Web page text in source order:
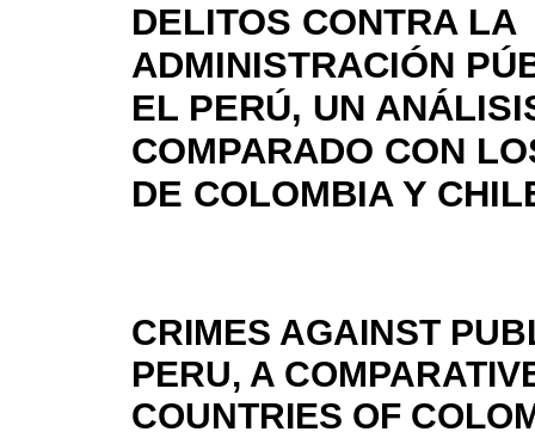
DELITOS CONTRA LA
ADMINISTRACIÓN
EL PERÚ, UN
COMPARADO CON
DE COLOMBIA Y
CRIMES AGAINST
PERU, A
COUNTRIES OF